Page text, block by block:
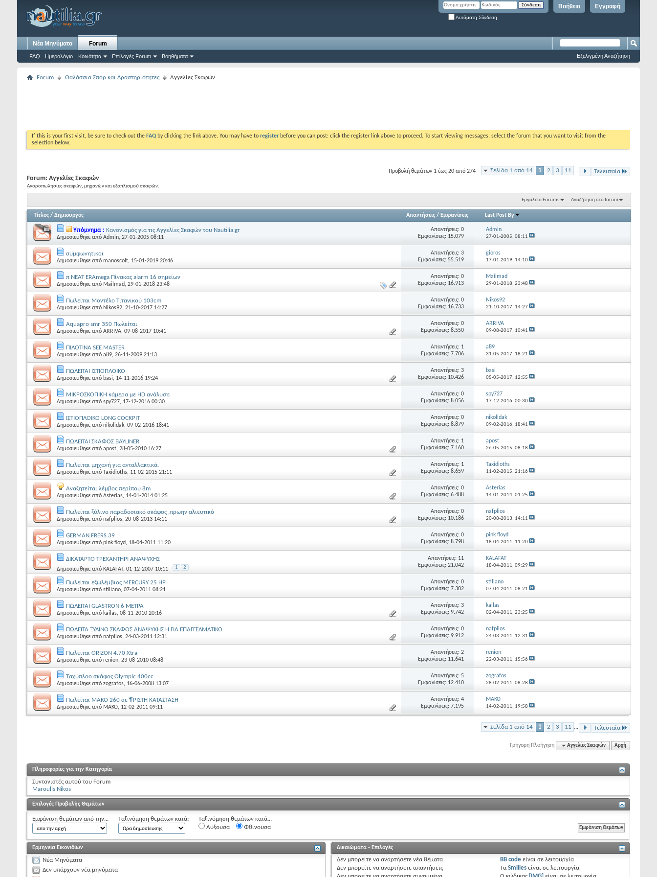
Εγγραφή
Βοήθεια
Αυτόματη Σύνδεση
Νέα Μηνύματα Forum
FAQ Ημερολόγιο Κοινότητα Επιλογές Forum Βοηθήματα Εξελιγμένη Αναζήτηση
Forum Θαλάσσια Σπόρ και Δραστηριότητες Αγγελίες Σκαφών
If this is your first visit, be sure to check out the FAQ by clicking the link above. You may have to register before you can post: click the register link above to proceed. To start viewing messages, select the forum that you want to visit from the
selection below.
Σελίδα 1 από 14 1 2 3 11 ... Τελευταία
Προβολή θεμάτων 1 έως 20 από 274
Forum: Αγγελίες Σκαφών
Αγοροπωλησίες σκαφών, μηχανών και εξοπλισμού σκαφών.
Εργαλεία Forums Αναζήτηση στο forum
Τίτλος / Δημιουργός Απαντήσεις/ Εμφανίσεις Last Post By
Υπόμνημα : Κανονισμός για τις Αγγελίες Σκαφών του Nautilia.gr
Δημοσιεύθηκε από Admin, 27-01-2005 08:11
Απαντήσεις: 0
Εμφανίσεις: 15.079
Admin
27-01-2005, 08:11
συμφωνητικοι
Δημοσιεύθηκε από manoscolt, 15-01-2019 20:46
Απαντήσεις: 3
Εμφανίσεις: 55.519
gioros
17-01-2019, 14:10
π NEAT ERAmega Πίνακας alarm 16 σημείων
Δημοσιεύθηκε από Mailmad, 29-01-2018 23:48
Απαντήσεις: 0
Εμφανίσεις: 16.913
Mailmad
29-01-2018, 23:48
Πωλείται Μοντέλο Τιτανικού 103cm
Δημοσιεύθηκε από Nikos92, 21-10-2017 14:27
Απαντήσεις: 0
Εμφανίσεις: 16.733
Nikos92
21-10-2017, 14:27
Aquapro smr 350 Πωλείται
Δημοσιεύθηκε από ARRIVA, 09-08-2017 10:41
Απαντήσεις: 0
Εμφανίσεις: 8.550
ARRIVA
09-08-2017, 10:41
ΠΙΛΟΤΙΝΑ SEE MASTER
Δημοσιεύθηκε από a89, 26-11-2009 21:13
Απαντήσεις: 1
Εμφανίσεις: 7.706
a89
31-05-2017, 18:21
ΠΩΛΕΙΤΑΙ ΙΣΤΙΟΠΛΟΙΚΟ
Δημοσιεύθηκε από basi, 14-11-2016 19:24
Απαντήσεις: 3
Εμφανίσεις: 10.426
basi
05-05-2017, 12:55
ΜΙΚΡΟΣΚΟΠΙΚΗ κάμερα με HD ανάλυση
Δημοσιεύθηκε από spy727, 17-12-2016 00:30
Απαντήσεις: 0
Εμφανίσεις: 8.056
spy727
17-12-2016, 00:30
ΙΣΤΙΟΠΛΟΙΚΟ LONG COCKPIT
Δημοσιεύθηκε από nikolidak, 09-02-2016 18:41
Απαντήσεις: 0
Εμφανίσεις: 8.879
nikolidak
09-02-2016, 18:41
ΠΩΛΕΙΤΑΙ ΣΚΑΦΟΣ BAYLINER
Δημοσιεύθηκε από apost, 28-05-2010 16:27
Απαντήσεις: 1
Εμφανίσεις: 7.160
apost
26-05-2015, 08:18
Πωλείται μηχανή για ανταλλακτικά.
Δημοσιεύθηκε από Taxidioths, 11-02-2015 21:11
Απαντήσεις: 1
Εμφανίσεις: 8.659
Taxidioths
11-02-2015, 21:16
Αναζητείται λέμβος περίπου 8m
Δημοσιεύθηκε από Asterias, 14-01-2014 01:25
Απαντήσεις: 0
Εμφανίσεις: 6.488
Asterias
14-01-2014, 01:25
Πωλείται ξύλινο παραδοσιακό σκάφος ,πρωην αλιευτικό
Δημοσιεύθηκε από nafplios, 20-08-2013 14:11
Απαντήσεις: 0
Εμφανίσεις: 10.186
nafplios
20-08-2013, 14:11
GERMAN FRERS 39
Δημοσιεύθηκε από pink floyd, 18-04-2011 11:20
Απαντήσεις: 0
Εμφανίσεις: 8.798
pink floyd
18-04-2011, 11:20
ΔΙΚΑΤΑΡΤΟ ΤΡΕΧΑΝΤΗΡΙ ΑΝΑΨΥΧΗΣ
Δημοσιεύθηκε από KALAFAT, 01-12-2007 10:11 1 2
Απαντήσεις: 11
Εμφανίσεις: 21.042
KALAFAT
18-04-2011, 09:29
Πωλείται εξωλέμβιος MERCURY 25 HP
Δημοσιεύθηκε από stiliano, 07-04-2011 08:21
Απαντήσεις: 0
Εμφανίσεις: 7.302
stiliano
07-04-2011, 08:21
ΠΩΛΕΙΤΑΙ GLASTRON 6 ΜΕΤΡΑ
Δημοσιεύθηκε από kailas, 08-11-2010 20:16
Απαντήσεις: 3
Εμφανίσεις: 9.742
kailas
02-04-2011, 23:25
ΠΩΛΕΙΤΑ ΞΥΛΙΝΟ ΣΚΑΦΟΣ ΑΝΑΨΥΧΗΣ Η ΓΙΑ ΕΠΑΓΓΕΛΜΑΤΙΚΟ
Δημοσιεύθηκε από nafplios, 24-03-2011 12:31
Απαντήσεις: 0
Εμφανίσεις: 9.912
nafplios
24-03-2011, 12:31
Πωλειται ORIZON 4.70 Xtra
Δημοσιεύθηκε από renion, 23-08-2010 08:48
Απαντήσεις: 2
Εμφανίσεις: 11.641
renion
22-03-2011, 15:56
Ταχύπλοο σκάφος Olympic 400cc
Δημοσιεύθηκε από zografos, 16-06-2008 13:07
Απαντήσεις: 5
Εμφανίσεις: 12.410
zografos
28-02-2011, 08:28
Πωλείται MAKO 260 σε ¶ΡΙΣΤΗ ΚΑΤΑΣΤΑΣΗ
Δημοσιεύθηκε από MAKO, 12-02-2011 09:11
Απαντήσεις: 4
Εμφανίσεις: 7.195
MAKO
14-02-2011, 19:58
Σελίδα 1 από 14 1 2 3 11 ... Τελευταία
Γρήγορη Πλοήγηση Αγγελίες Σκαφών Αρχή
Πληροφορίες για την Κατηγορία
Συντονιστές αυτού του Forum
Maroulis Nikos
Επιλογές Προβολής Θεμάτων
Εμφάνιση θεμάτων από την... Ταξινόμηση θεμάτων κατά:
Ταξινόμηση θεμάτων κατά...
Αύξουσα
Φθίνουσα
Ερμηνεία Εικονιδίων
Νέα Μηνύματα
Δεν υπάρχουν νέα μηνύματα
Δικαιώματα - Επιλογές
Δεν μπορείτενα αναρτήσετε νέα θέματα
Δεν μπορείτενα αναρτήσετε απαντήσεις
BB code είναισε λειτουργία
ΤαSmilies είναισε λειτουργία